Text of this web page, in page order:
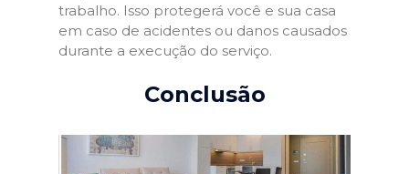
trabalho. Isso protegerá você e sua casa
em caso de acidentes ou danos causados
durante a execução do serviço.
Conclusão